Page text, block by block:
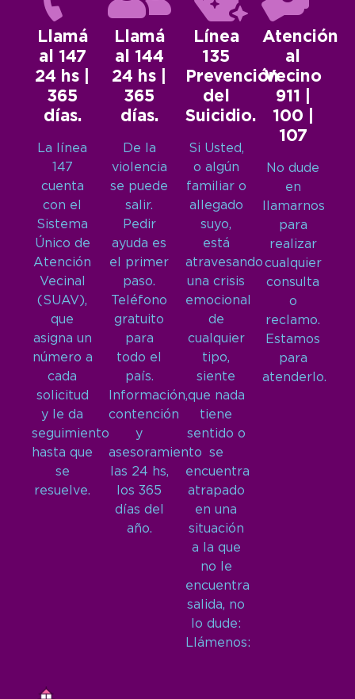
Llamá
al 147
24 hs |
365
días.
La línea
147
cuenta
con el
Sistema
Único de
Atención
Vecinal
(SUAV),
que
asigna un
número a
cada
solicitud
y le da
seguimiento
hasta que
se
resuelve.
Llamá
al 144
24 hs |
365
días.
De la
violencia
se puede
salir.
Pedir
ayuda es
el primer
paso.
Teléfono
gratuito
para
todo el
país.
Información,
contención
y
asesoramiento
las 24 hs,
los 365
días del
año.
Línea
135
Prevención
del
Suicidio.
Si Usted,
o algún
familiar o
allegado
suyo,
está
atravesando
una crisis
emocional
de
cualquier
tipo,
siente
que nada
tiene
sentido o
se
encuentra
atrapado
en una
situación
a la que
no le
encuentra
salida, no
lo dude:
Llámenos:
Atención
al
Vecino
911 |
100 |
107
No dude
en
llamarnos
para
realizar
cualquier
consulta
o
reclamo.
Estamos
para
atenderlo.